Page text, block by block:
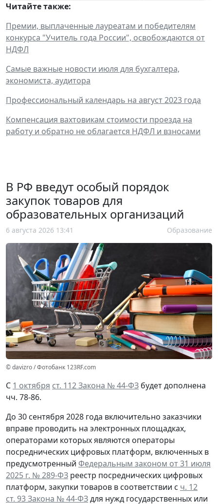
Читайте также:
Премии, выплаченные лауреатам и победителям
конкурса "Учитель года России", освобождаются от
НДФЛ
Самые важные новости июля для бухгалтера,
экономиста, аудитора
Профессиональный календарь на август 2023 года
Компенсация вахтовикам стоимости проезда на
работу и обратно не облагается НДФЛ и взносами
В РФ введут особый порядок
закупок товаров для
образовательных организаций
6 августа 2026 13:41 Образование
© davizro / Фотобанк 123RF.com
С 1 октября ст. 112 Закона № 44-ФЗ будет дополнена
чч. 78-86.
До 30 сентября 2028 года включительно заказчики
вправе проводить на электронных площадках,
операторами которых являются операторы
посреднических цифровых платформ, включенных в
предусмотренный Федеральным законом от 31 июля
2025 г. № 289-ФЗ реестр посреднических цифровых
платформ, закупки товаров в соответствии с ч. 12
ст. 93 Закона № 44-ФЗдля нужд государственных или